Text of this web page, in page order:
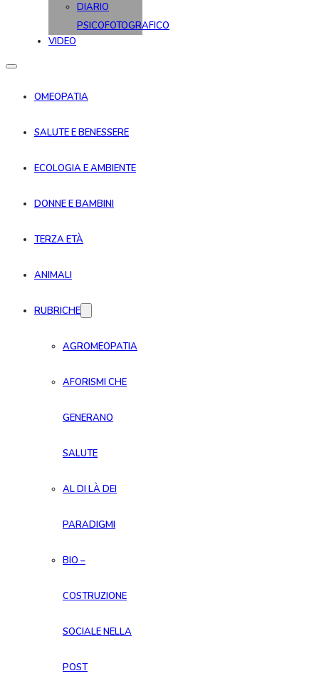
DIARIO
PSICOFOTOGRAFICO
VIDEO
OMEOPATIA
SALUTE E BENESSERE
ECOLOGIA E AMBIENTE
DONNE E BAMBINI
TERZA ETÀ
ANIMALI
RUBRICHE
AGROMEOPATIA
AFORISMI CHE
GENERANO
SALUTE
AL DI LÀ DEI
PARADIGMI
BIO –
COSTRUZIONE
SOCIALE NELLA
POST